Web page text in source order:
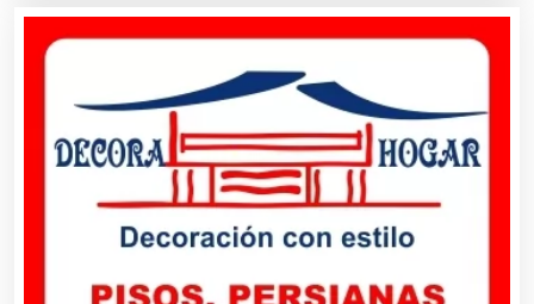
Bares y Cantinas
Basculas
Bebidas